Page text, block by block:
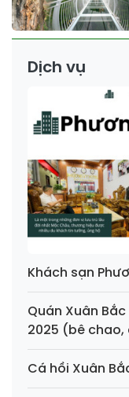
Dịch vụ
Khách sạn
Quán Xuân
2025 (bê
Cá hồi Xuân